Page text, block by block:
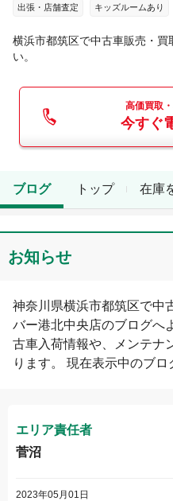
出張・店舗査定 キッズルームあり
横浜市都筑区で中古車販売・買
い。
高価買取
今すぐ
トップ 在庫
ブログ
お知らせ
神奈川県横浜市都筑区で中
バー港北中央店のブログへ
古車入荷情報や、メンテナ
ります。 現在表示中のブロ
エリア責任者
菅沼
2023年05月01日